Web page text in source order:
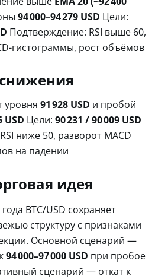
94 000–94 279 USD Цели:
Подтверждение: RSI выше 60,
гистограммы, рост объёмов
уровня 91 928 USD и пробой
USD Цели: 90 231 / 90 009 USD
ниже 50, разворот MACD
на падении
идея
BTC/USD сохраняет
структуру с признаками
Основной сценарий —
94 000–97 000 USD при пробое
сценарий — откат к